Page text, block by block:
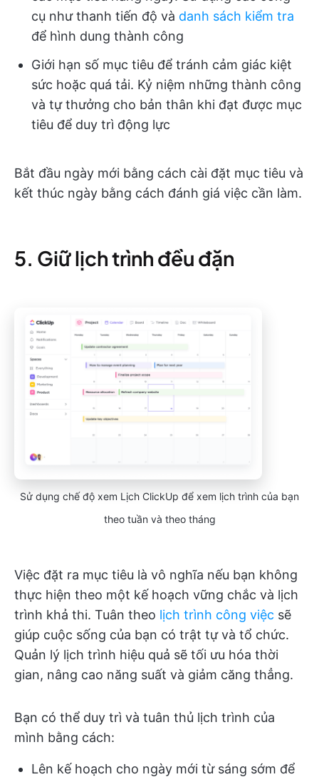
cụ như thanh tiến độ và danh sách kiểm tra
để hình dung thành công
Giới hạn số mục tiêu để tránh cảm giác kiệt
sức hoặc quá tải. Kỷ niệm những thành công
và tự thưởng cho bản thân khi đạt được mục
tiêu để duy trì động lực
Bắt đầu ngày mới bằng cách cài đặt mục tiêu và
kết thúc ngày bằng cách đánh giá việc cần làm.
5. Giữ lịch trình đều đặn
Sử dụng chế độ xem Lịch ClickUp để xem lịch trình của bạn
theo tuần và theo tháng
Việc đặt ra mục tiêu là vô nghĩa nếu bạn không
thực hiện theo một kế hoạch vững chắc và lịch
trình khả thi. Tuân theo lịch trình công việc sẽ
giúp cuộc sống của bạn có trật tự và tổ chức.
Quản lý lịch trình hiệu quả sẽ tối ưu hóa thời
gian, nâng cao năng suất và giảm căng thẳng.
Bạn có thể duy trì và tuân thủ lịch trình của
mình bằng cách:
Lên kế hoạch cho ngày mới từ sáng sớm để